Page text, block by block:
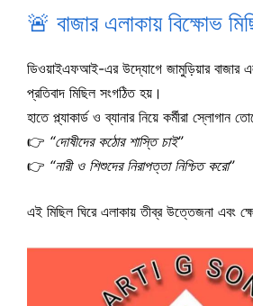
🚨 বাজার এলাকায় বিক্ষোভ
ডিওয়াইএফআই-এর উদ্যোগে জামুড়িয়ার বাজার
প্রতিবাদ মিছিল সংগঠিত হয়।
হাতে প্ল্যাকার্ড ও ব্যানার নিয়ে কর্মীরা স্লোগান
👉 “দোষীদের কঠোর শাস্তি চাই”
👉 “নারী ও শিশুদের নিরাপত্তা নিশ্চিত করো”
এই মিছিল ঘিরে এলাকায় তীব্র উত্তেজনা এবং